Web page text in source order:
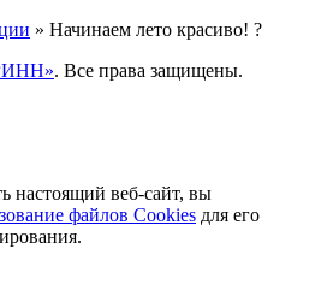
» Начинаем лето красиво! ?
. Все права защищены.
настоящий веб-сайт, вы
файлов Cookies для его